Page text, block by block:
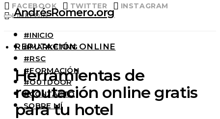
FACEBOOK TWITTER
INSTAGRAM
LINKEDIN
AndrésRomero.org
#INICIO
#MARKETING
#RSC
#FORMACIÓN
#OUTDOOR
#CONTACTO
SOBRE MÍ
REPUTACIÓN ONLINE
Herramientas de
reputación online gratis
para tu hotel